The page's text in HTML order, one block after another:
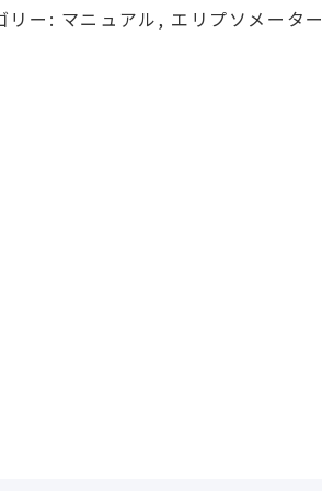
リー: マニュアル, エリプソメーター